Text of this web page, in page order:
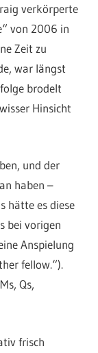
verkörperte
von 2006 in
Zeit zu
war längst
brodelt
Hinsicht
und der
haben –
hätte es diese
bei vorigen
Anspielung
fellow.“).
Qs,
frisch